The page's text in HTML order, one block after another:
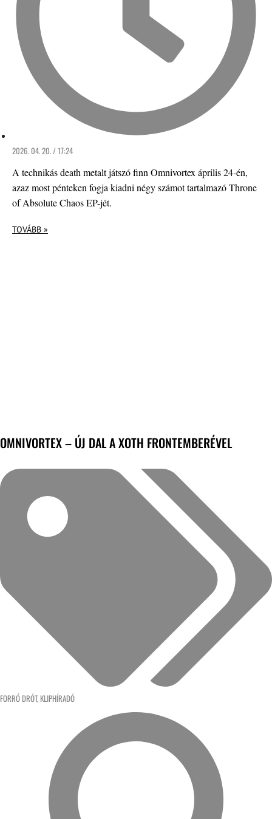
2026. 04. 20. / 17:24
A technikás death metalt játszó finn Omnivortex április 24-én,
azaz most pénteken fogja kiadni négy számot tartalmazó Throne
of Absolute Chaos EP-jét.
TOVÁBB »
OMNIVORTEX – ÚJ DAL A XOTH FRONTEMBERÉVEL
FORRÓ DRÓT, KLIPHÍRADÓ